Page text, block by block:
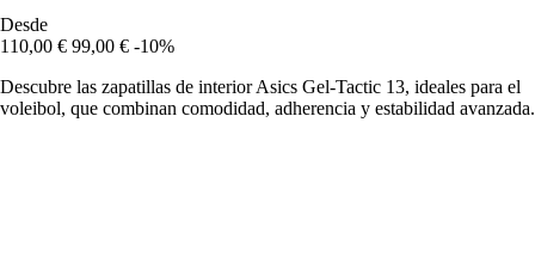
Desde
110,00 € 99,00 € -10%
Descubre las zapatillas de interior Asics Gel-Tactic 13, ideales para el
voleibol, que combinan comodidad, adherencia y estabilidad avanzada.